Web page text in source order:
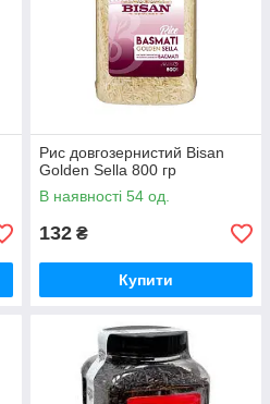
Рис довгозернистий Bisan
Golden Sella 800 гр
В наявності 54 од.
132 ₴
Купити